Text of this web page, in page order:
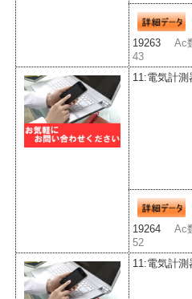
19263 Ac
43
11:電気計測
19264 Ac
52
11:電気計測